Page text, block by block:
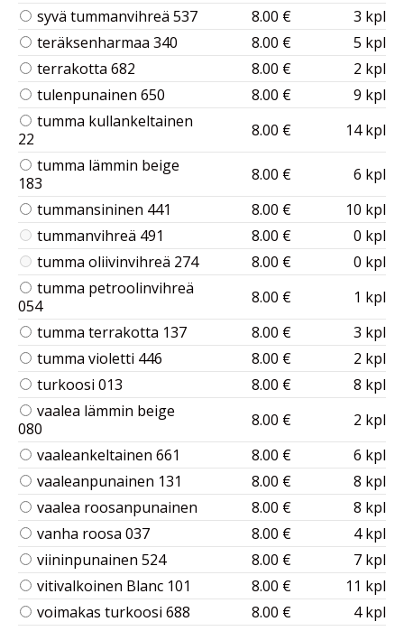
syvä tummanvihreä 537 8.00 €
3 kpl
teräksenharmaa 340
8.00 €
5 kpl
terrakotta 682
8.00 €
2 kpl
tulenpunainen 650
8.00 €
9 kpl
tumma kullankeltainen
22
8.00 €
14 kpl
tumma lämmin beige
183
8.00 €
6 kpl
tummansininen 441
8.00 €
10 kpl
tummanvihreä 491
8.00 €
0 kpl
tumma oliivinvihreä 274
8.00 €
0 kpl
tumma petroolinvihreä
054
8.00 €
1 kpl
tumma terrakotta 137
8.00 €
3 kpl
tumma violetti 446
8.00 €
2 kpl
turkoosi 013
8.00 €
8 kpl
vaalea lämmin beige
080
8.00 €
2 kpl
vaaleankeltainen 661
8.00 €
6 kpl
vaaleanpunainen 131
8.00 €
8 kpl
vaalea roosanpunainen
8.00 €
8 kpl
vanha roosa 037
8.00 €
4 kpl
viininpunainen 524
8.00 €
7 kpl
vitivalkoinen Blanc 101
8.00 €
11 kpl
voimakas turkoosi 688
8.00 € 4 kpl